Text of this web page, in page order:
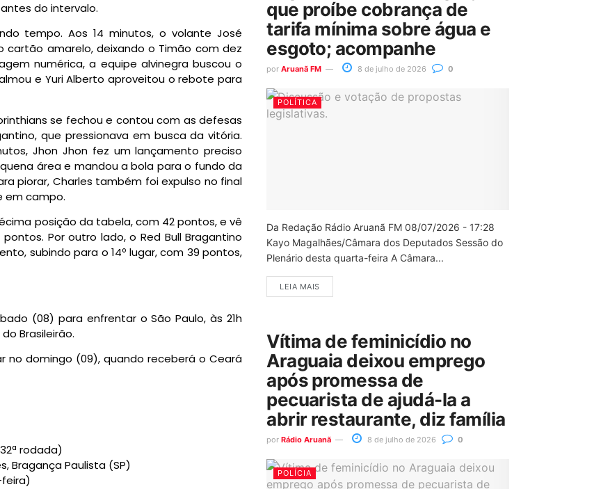
do intervalo.
tempo. Aos 14 minutos, o volante José
amarelo, deixando o Timão com dez
numérica, a equipe alvinegra buscou o
e Yuri Alberto aproveitou o rebote para
se fechou e contou com as defesas
que pressionava em busca da vitória.
Jhon Jhon fez um lançamento preciso
área e mandou a bola para o fundo da
piorar, Charles também foi expulso no final
em campo.
posição da tabela, com 42 pontos, e vê
Por outro lado, o Red Bull Bragantino
subindo para o 14º lugar, com 39 pontos,
(08) para enfrentar o São Paulo, às 21h
Brasileirão.
no domingo (09), quando receberá o Ceará
rodada)
Bragança Paulista (SP)
que proíbe cobrança de
tarifa mínima sobre água e
esgoto; acompanhe
por Aruanã FM 8 de julho de 2026 0
POLÍTICA
Da Redação Rádio Aruanã FM 08/07/2026 - 17:28
Kayo Magalhães/Câmara dos Deputados Sessão do
Plenário desta quarta-feira A Câmara...
LEIA MAIS
Vítima de feminicídio no
Araguaia deixou emprego
após promessa de
pecuarista de ajudá-la a
abrir restaurante, diz família
por Rádio Aruanã 8 de julho de 2026 0
POLÍCIA